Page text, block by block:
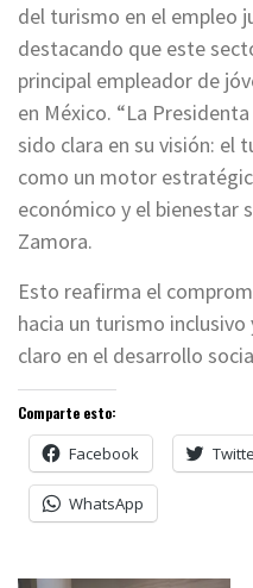
del turismo en el empleo
destacando que este
principal empleador de
en México. “La
sido clara en su visión: el
como un motor
económico y el bienestar
Zamora.
Esto reafirma el
hacia un turismo
claro en el desarrollo
Comparte esto:
Facebook
WhatsApp